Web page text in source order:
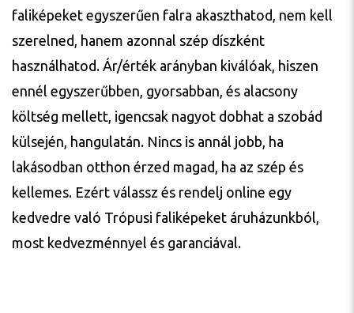
faliképeket egyszerűen falra akaszthatod, nem kell
szerelned, hanem azonnal szép díszként
használhatod. Ár/érték arányban kiválóak, hiszen
ennél egyszerűbben, gyorsabban, és alacsony
költség mellett, igencsak nagyot dobhat a szobád
külsején, hangulatán. Nincs is annál jobb, ha
lakásodban otthon érzed magad, ha az szép és
kellemes. Ezért válassz és rendelj online egy
kedvedre való Trópusi faliképeket áruházunkból,
most kedvezménnyel és garanciával.